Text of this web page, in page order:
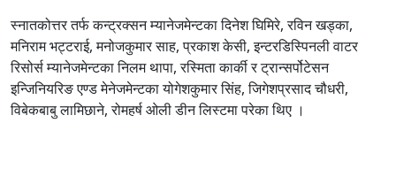
स्नातकोत्तर तर्फ कन्ट्रक्सन म्यानेजमेन्टका दिनेश घिमिरे, रविन खड्का,
मनिराम भट्टराई, मनोजकुमार साह, प्रकाश केसी, इन्टरडिस्पिनली वाटर
रिसोर्स म्यानेजमेन्टका निलम थापा, रस्मिता कार्की र ट्रान्सर्पोटेसन
इन्जिनियरिङ एण्ड मेनेजमेन्टका योगेशकुमार सिंह, जिगेशप्रसाद चौधरी,
विबेकबाबु लामिछाने, रोमहर्ष ओली डीन लिस्टमा परेका थिए ।